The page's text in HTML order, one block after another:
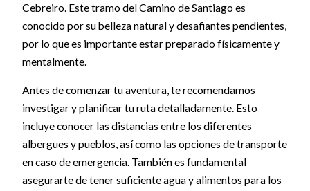
Cebreiro. Este tramo del Camino de Santiago es
conocido por su belleza natural y desafiantes pendientes,
por lo que es importante estar preparado físicamente y
mentalmente.
Antes de comenzar tu aventura, te recomendamos
investigar y planificar tu ruta detalladamente. Esto
incluye conocer las distancias entre los diferentes
albergues y pueblos, así como las opciones de transporte
en caso de emergencia. También es fundamental
asegurarte de tener suficiente agua y alimentos para los